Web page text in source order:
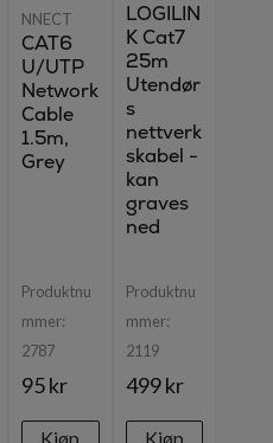
NNECT
CAT6
U/UTP
Network
Cable
1.5m,
Grey
Produktnu
mmer:
2787
95 kr
Kjøp
LOGILIN
K Cat7
25m
Utendør
s
nettverk
skabel -
kan
graves
ned
Produktnu
mmer:
2119
499 kr
Kjøp